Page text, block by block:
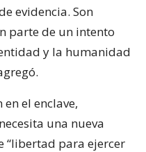
evidencia. Son
parte de un intento
y la humanidad
el enclave,
una nueva
“libertad para ejercer